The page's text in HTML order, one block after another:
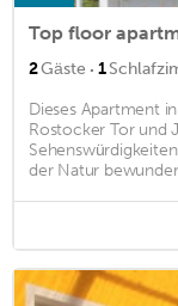
2Gäste · 1
Dieses Apartment
Rostocker Tor und
der Natur